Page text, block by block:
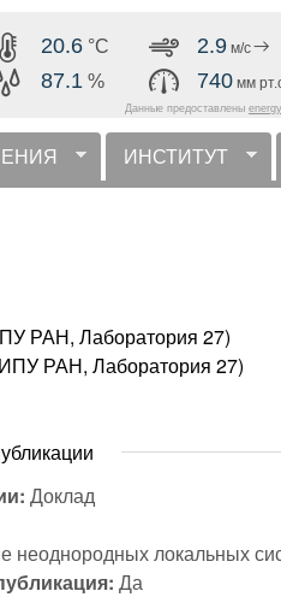
содержанию
20.6 °C
87.1 %
2.9 м/с
740 мм
Данные предоставлены
менюИНСТИТУТ
РАН, Лаборатория 27)
РАН, Лаборатория 27)
Доклад
неоднородных локальных
Да